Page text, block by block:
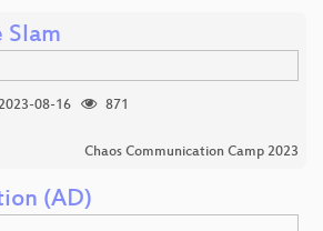
Slam
2023-08-16
871
Chaos Communication Camp 2023
(AD)